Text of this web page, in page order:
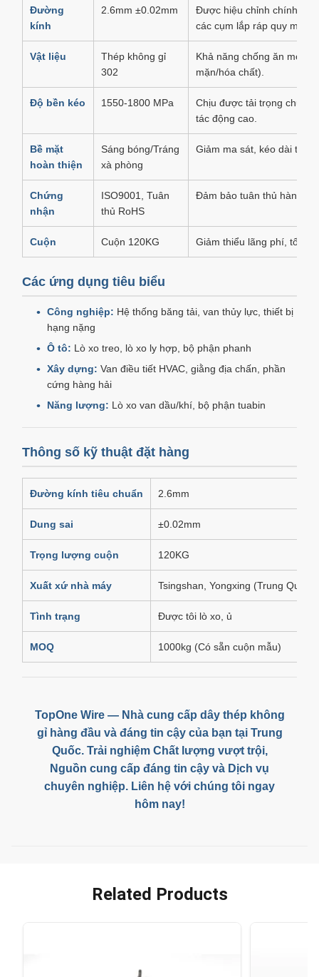
Đường
kính
2.6mm ±0.02mm
Được hiệu chỉnh chính xác
các cụm lắp ráp quy mô
Vật liệu
Thép không gỉ
302
Khả năng chống ăn mòn
mặn/hóa chất).
Độ bền kéo 1550-1800 MPa
Chịu được tải trọng chu
tác động cao.
Bề mặt
hoàn thiện
Sáng bóng/Tráng
xà phòng
Giảm ma sát, kéo dài tuổi
Chứng
nhận
ISO9001, Tuân
thủ RoHS
Đảm bảo tuân thủ hàng
Cuộn Cuộn 120KG Giảm thiểu lãng phí, tối
Các ứng dụng tiêu biểu
Công nghiệp: Hệ thống băng tải, van thủy lực, thiết bị
hạng nặng
Ô tô: Lò xo treo, lò xo ly hợp, bộ phận phanh
Xây dựng: Van điều tiết HVAC, giằng địa chấn, phần
cứng hàng hải
Năng lượng: Lò xo van dầu/khí, bộ phận tuabin
Thông số kỹ thuật đặt hàng
Đường kính tiêu chuẩn 2.6mm
Dung sai ±0.02mm
Trọng lượng cuộn 120KG
Xuất xứ nhà máy Tsingshan, Yongxing (Trung Quốc)
Tình trạng Được tôi lò xo, ủ
MOQ 1000kg (Có sẵn cuộn mẫu)
TopOne Wire — Nhà cung cấp dây thép không
gỉ hàng đầu và đáng tin cậy của bạn tại Trung
Quốc. Trải nghiệm Chất lượng vượt trội,
Nguồn cung cấp đáng tin cậy và Dịch vụ
chuyên nghiệp. Liên hệ với chúng tôi ngay
hôm nay!
Related Products